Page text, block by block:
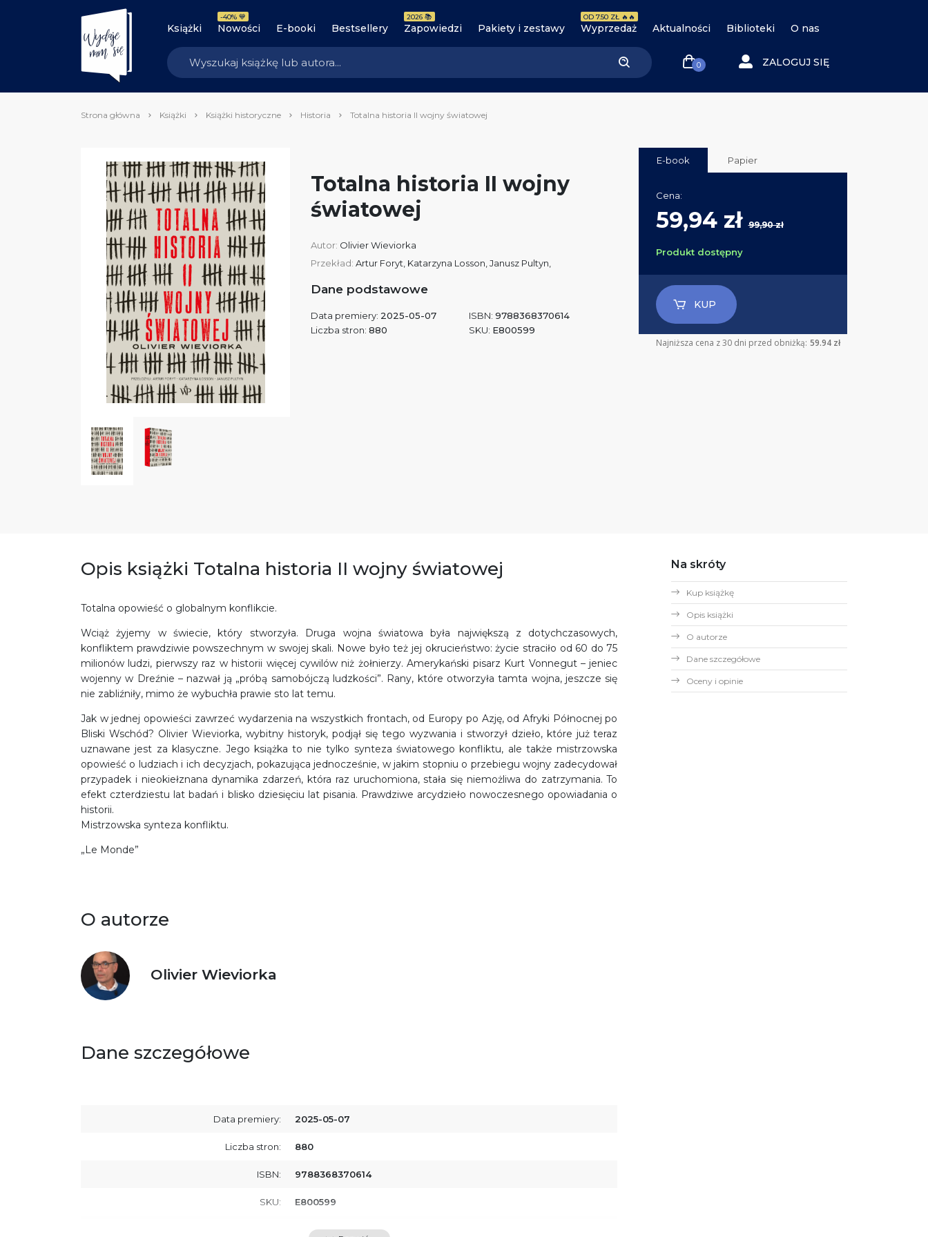
Książki Nowości
-40% 💙
E-booki Bestsellery Zapowiedzi
2026 📚
Pakiety i zestawy Wyprzedaż
OD 7.50 ZŁ 🔥🔥
Aktualności Biblioteki O nas
0 ZALOGUJ SIĘ
Strona główna Książki Książki historyczne Historia Totalna historia II wojny światowej
Totalna historia II wojny
światowej
Autor: Olivier Wieviorka
Przekład: Artur Foryt, Katarzyna Losson, Janusz Pultyn,
Dane podstawowe
Data premiery: 2025-05-07
Liczba stron: 880
ISBN: 9788368370614
SKU: E800599
E-book Papier
Cena:
59,94 zł99,90 zł
Produkt dostępny
KUP
Najniższa cena z 30 dni przed obniżką: 59.94 zł
Opis książki Totalna historia II wojny światowej
Totalna opowieść o globalnym konflikcie.
Wciąż żyjemy w świecie, który stworzyła. Druga wojna światowa była największą z dotychczasowych,
konfliktem prawdziwie powszechnym w swojej skali. Nowe było też jej okrucieństwo: życie straciło od 60 do 75
milionów ludzi, pierwszy raz w historii więcej cywilów niż żołnierzy. Amerykański pisarz Kurt Vonnegut – jeniec
wojenny w Dreźnie – nazwał ją „próbą samobójczą ludzkości”. Rany, które otworzyła tamta wojna, jeszcze się
nie zabliźniły, mimo że wybuchła prawie sto lat temu.
Jak w jednej opowieści zawrzeć wydarzenia na wszystkich frontach, od Europy po Azję, od Afryki Północnej po
Bliski Wschód? Olivier Wieviorka, wybitny historyk, podjął się tego wyzwania i stworzył dzieło, które już teraz
uznawane jest za klasyczne. Jego książka to nie tylko synteza światowego konfliktu, ale także mistrzowska
opowieść o ludziach i ich decyzjach, pokazująca jednocześnie, w jakim stopniu o przebiegu wojny zadecydował
przypadek i nieokiełznana dynamika zdarzeń, która raz uruchomiona, stała się niemożliwa do zatrzymania. To
efekt czterdziestu lat badań i blisko dziesięciu lat pisania. Prawdziwe arcydzieło nowoczesnego opowiadania o
historii.
Mistrzowska synteza konfliktu.
„Le Monde”
O autorze
Olivier Wieviorka
Dane szczegółowe
Data premiery: 2025-05-07
Liczba stron: 880
ISBN: 9788368370614
SKU: E800599
Wydawnictwo Poznańskie Sp. z o.o.
Na skróty
Kup książkę
Opis książki
O autorze
Dane szczegółowe
Oceny i opinie